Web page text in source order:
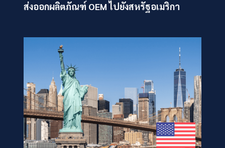
ส่งออกผลิตภัณฑ์ OEM ไปยังสหรัฐอเมริกา